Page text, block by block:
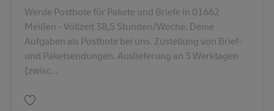
Werde Postbote für Pakete und Briefe in 01662
Meißen - Vollzeit 38,5 Stunden/Woche. Deine
Aufgaben als Postbote bei uns. Zustellung von Brief-
und Paketsendungen. Auslieferung an 5 Werktagen
(zwisc...